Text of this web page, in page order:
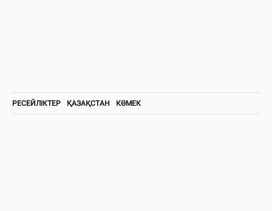
РЕСЕЙЛІКТЕР ҚАЗАҚСТАН КӨМЕК